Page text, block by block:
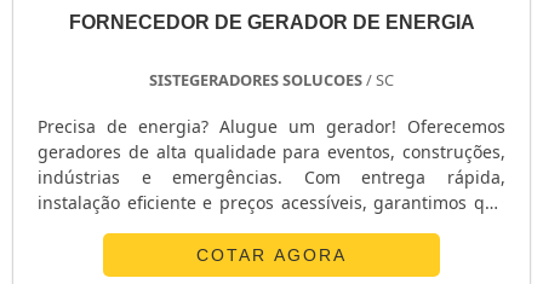
GERADOR 35 KVA
GERADOR 3 KVA PREÇO
GERADOR 2KVA
GERADOR 2KVA PREÇO
GERADOR 2KVA PARTIDA ELÉTRICA
FORNECEDOR DE GERADOR DE ENERGIA
SISTEGERADORES SOLUCOES/ SC
Precisa de energia? Alugue um gerador! Oferecemos
geradores de alta qualidade para eventos, construções,
indústrias e emergências. Com entrega rápida,
instalação eficiente e preços acessíveis, garantimos que
sua energia nunca falte. Ligue agora e alugue o seu
gerador com a gente!COTAR AGORA